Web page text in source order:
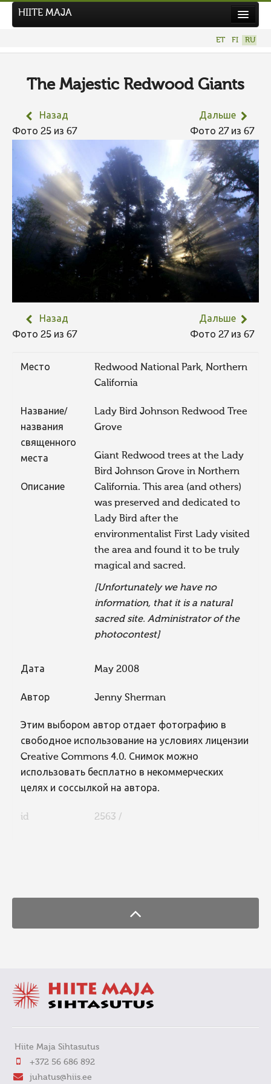
НОВЫЙ ФОТОКОНКУРС
ПРЕДЫДУЩИЕ КОНКУРСЫ
HIITE MAJA
ET FI RU
The Majestic Redwood Giants
Назад
Фото 25 из 67
Дальше
Фото 27 из 67
Назад
Фото 25 из 67
Дальше
Фото 27 из 67
Место
Redwood National Park, Northern
California
Название/
названия
священного
места
Lady Bird Johnson Redwood Tree
Grove
Описание
Giant Redwood trees at the Lady
Bird Johnson Grove in Northern
California. This area (and others)
was preserved and dedicated to
Lady Bird after the
environmentalist First Lady visited
the area and found it to be truly
magical and sacred.
[Unfortunately we have no
information, that it is a natural
sacred site. Administrator of the
photocontest]
Дата May 2008
Автор Jenny Sherman
Этим выбором автор отдает фотографию в
свободное использование на условиях лицензии
Creative Commons 4.0. Снимок можно
использовать бесплатно в некоммерческих
целях и соссылкой на автора.
id 2563 /
Hiite Maja Sihtasutus
+372 56 686 892
juhatus@hiis.ee